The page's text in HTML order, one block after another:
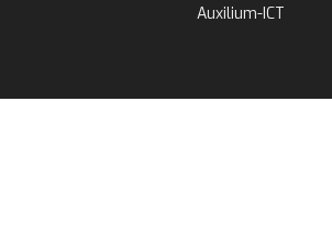
Auxilium-ICT